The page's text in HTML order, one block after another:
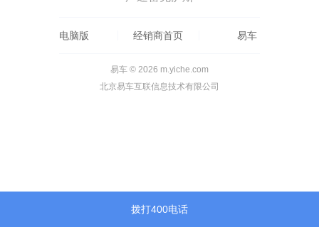
拨打400电话
电脑版 经销商首页 易车
易车 © 2026 m.yiche.com
北京易车互联信息技术有限公司